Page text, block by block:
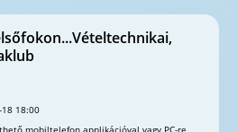
18:00
mobiltelefon applikációval vagy PC-re